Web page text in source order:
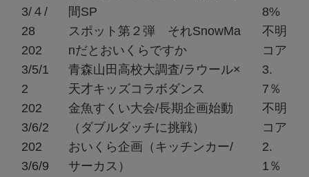
3/４/
28
202
3/5/1
2
202
3/6/2
202
3/6/9
間SP
スポット第２弾 それSnowMa
nだとおいくらですか
青森山田高校大調査/ラウール×
天才キッズコラボダンス
金魚すくい大会/長期企画始動
（ダブルダッチに挑戦）
おいくら企画（キッチンカー/
サーカス）
8%
不明
コア
3.
7％
不明
コア
2.
1％